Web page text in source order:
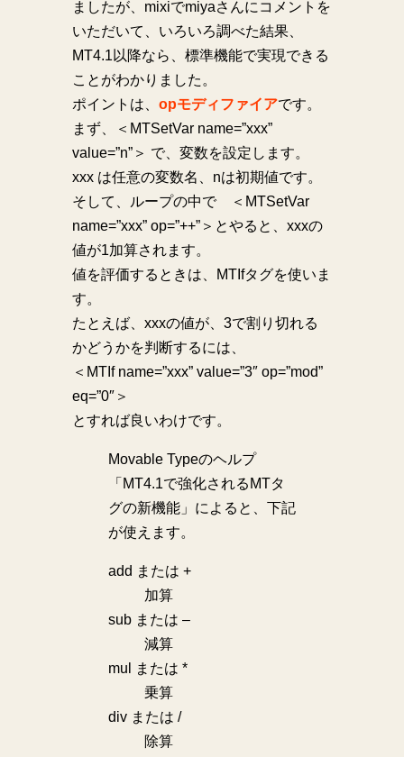
ましたが、mixiでmiyaさんにコメントを
いただいて、いろいろ調べた結果、
MT4.1以降なら、標準機能で実現できる
ことがわかりました。
ポイントは、 opモディファイアです。
まず、＜MTSetVar name=”xxx”
value=”n”＞ で、変数を設定します。
xxx は任意の変数名、nは初期値です。
そして、ループの中で ＜MTSetVar
name=”xxx” op=”++”＞とやると、xxxの
値が1加算されます。
値を評価するときは、MTIfタグを使いま
す。
たとえば、xxxの値が、3で割り切れる
かどうかを判断するには、
＜MTIf name=”xxx” value=”3″ op=”mod”
eq=”0″＞
とすれば良いわけです。
Movable Typeのヘルプ
「MT4.1で強化されるMTタ
グの新機能」によると、下記
が使えます。
add または +
加算
sub または –
減算
mul または *
乗算
div または /
除算